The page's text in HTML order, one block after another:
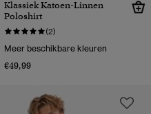
Klassiek Katoen-Linnen
Poloshirt
(2)
Meer beschikbare kleuren
€49,99